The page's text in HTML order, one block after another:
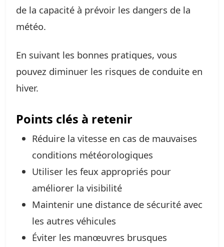
de la capacité à prévoir les dangers de la
météo.
En suivant les bonnes pratiques, vous
pouvez diminuer les risques de conduite en
hiver.
Points clés à retenir
Réduire la vitesse en cas de mauvaises
conditions météorologiques
Utiliser les feux appropriés pour
améliorer la visibilité
Maintenir une distance de sécurité avec
les autres véhicules
Éviter les manœuvres brusques